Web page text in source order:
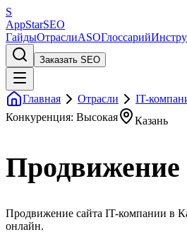
S
AppStarSEO
ГайдыОтраслиASOГлоссарий
Заказать SEO
Главная Отрасли IT-
Конкуренция: Высокая
Казань
Продвижение
Продвижение сайта IT-компании в
онлайн.